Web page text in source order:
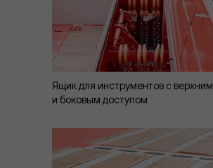
Ящик для инструментов с верхним
и боковым доступом